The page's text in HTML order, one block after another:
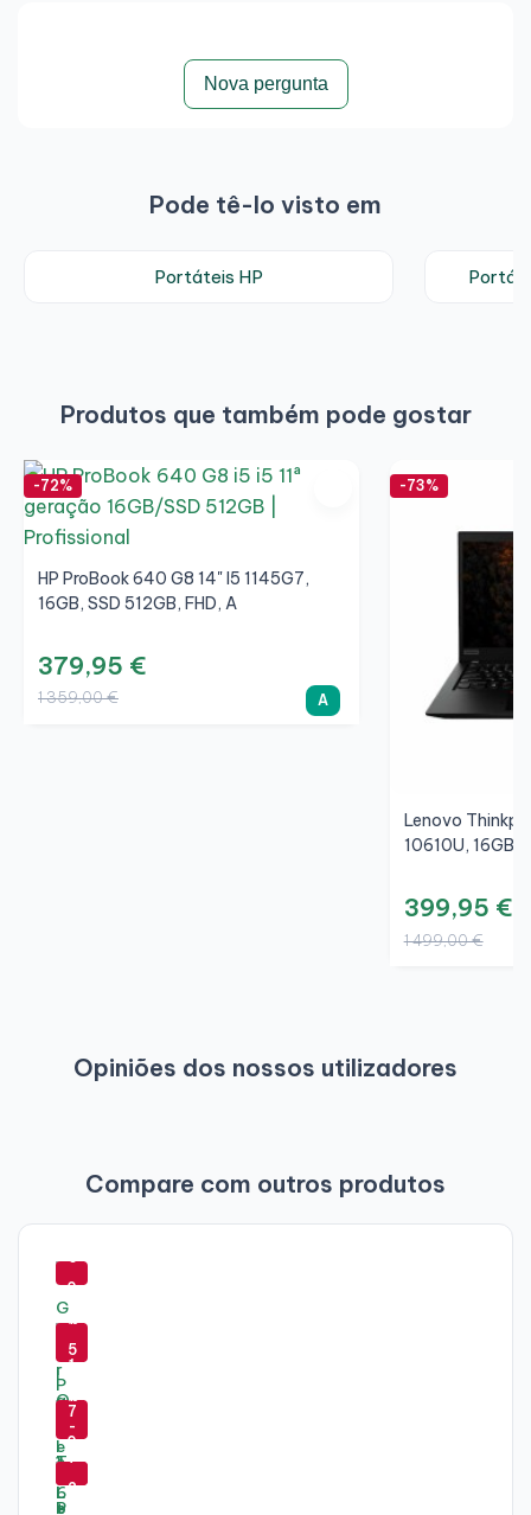
Nova pergunta
Pode tê-lo visto em
Portáteis HP
Produtos que também pode gostar
-72%
HP ProBook 640 G8 14" I5 1145G7,
16GB, SSD 512GB, FHD, A
379,95 €
1 359,00 € A
-73%
Lenovo
10610U, 16GB,
399,95 €
1 499,00 €
Opiniões dos nossos utilizadores
Compare com outros produtos
-
7
9
-
7
3
%
-
1
%
-
7
5
%
-
6
0
%
7
0
-
7
2